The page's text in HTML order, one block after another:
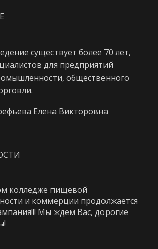
существует более 70 лет,
для предприятий
общественного
Елена Викторовна
колледже пищевой
и коммерции продолжается
Мы ждем Вас, дорогие